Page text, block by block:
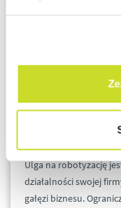
zarządzaniu
używania robota
Wykorzystanie ulgi
Ulga na robotyzację
działalności swojej
gałęzi biznesu.